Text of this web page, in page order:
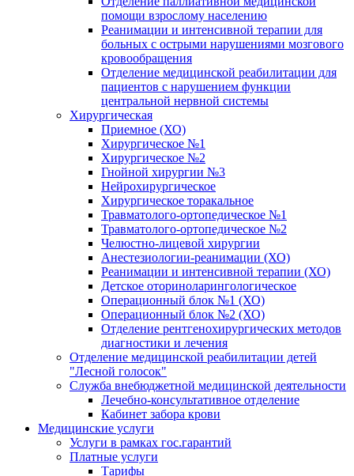
помощи взрослому населению
Реанимации и интенсивной терапии для
больных с острыми нарушениями мозгового
кровообращения
Отделение медицинской реабилитации для
пациентов с нарушением функции
центральной нервной системы
Хирургическая
Приемное (ХО)
Хирургическое №1
Хирургическое №2
Гнойной хирургии №3
Нейрохирургическое
Хирургическое торакальное
Травматолого-ортопедическое №1
Травматолого-ортопедическое №2
Челюстно-лицевой хирургии
Анестезиологии-реанимации (ХО)
Реанимации и интенсивной терапии (ХО)
Детское оториноларингологическое
Операционный блок №1 (ХО)
Операционный блок №2 (ХО)
Отделение рентгенохирургических методов
диагностики и лечения
Отделение медицинской реабилитации детей
"Лесной голосок"
Служба внебюджетной медицинской деятельности
Лечебно-консультативное отделение
Кабинет забора крови
Медицинские услуги
Услуги в рамках гос.гарантий
Платные услуги
Тарифы